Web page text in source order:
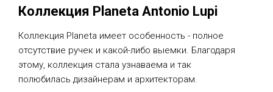
Коллекция Planeta Antonio Lupi
Коллекция Planeta имеет особенность - полное
отсутствие ручек и какой-либо выемки. Благодаря
этому, коллекция стала узнаваема и так
полюбилась дизайнерам и архитекторам.